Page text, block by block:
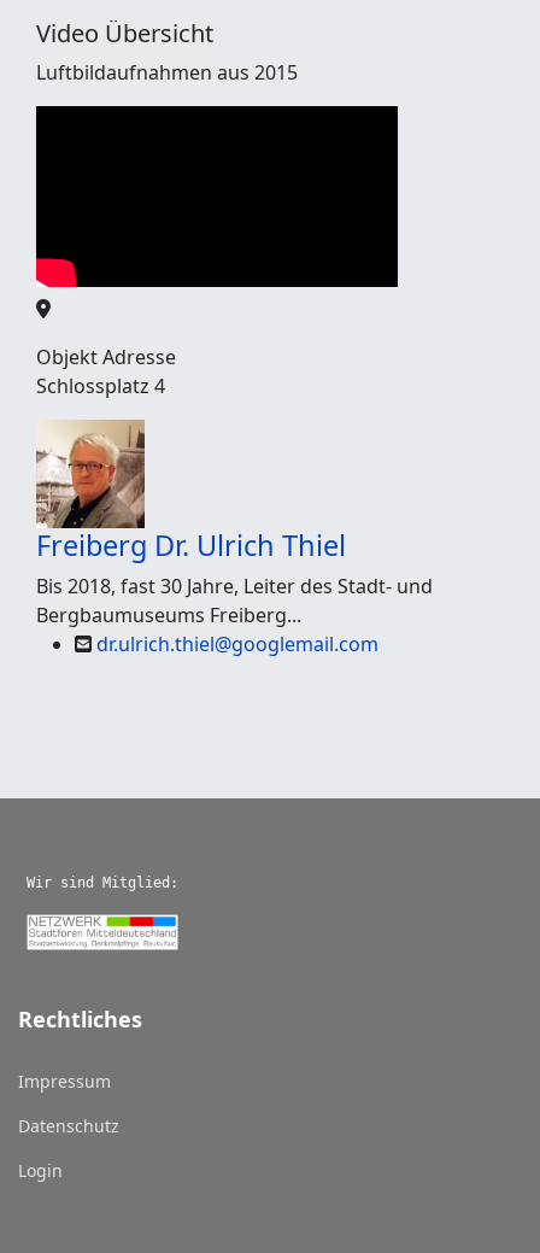
Video Übersicht
Luftbildaufnahmen aus 2015
Objekt Adresse
Schlossplatz 4
Freiberg Dr. Ulrich Thiel
Bis 2018, fast 30 Jahre, Leiter des Stadt- und
Bergbaumuseums Freiberg...
dr.ulrich.thiel@googlemail.com
Wir sind Mitglied:
Rechtliches
Impressum
Datenschutz
Login